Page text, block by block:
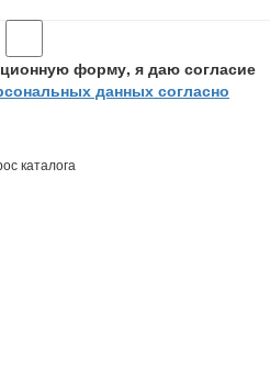
форму, я даю согласие
данных согласно
каталога